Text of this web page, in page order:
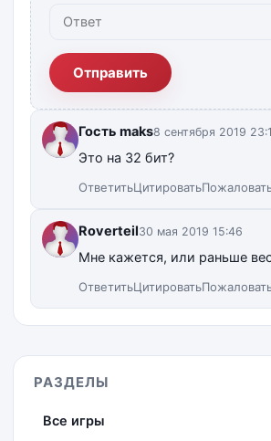
Отправить
Гость maks8 сентября 2019
Это на 32 бит?
ОтветитьЦитировать
Roverteil30 мая 2019 15:46
Мне кажется, или раньше
ОтветитьЦитировать
РАЗДЕЛЫ
Все игры